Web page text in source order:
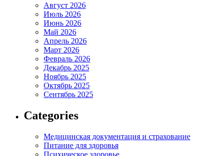
Август 2026
Июль 2026
Июнь 2026
Май 2026
Апрель 2026
Март 2026
Февраль 2026
Декабрь 2025
Ноябрь 2025
Октябрь 2025
Сентябрь 2025
Categories
Медицинская документация и страхование
Питание для здоровья
Психическое здоровье